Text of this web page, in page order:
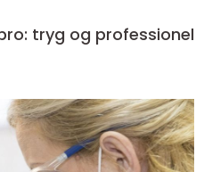
tryg og professionel